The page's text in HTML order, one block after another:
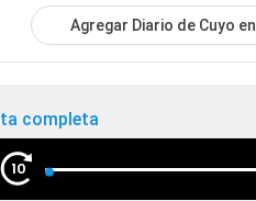
Agregar Diario de Cuyo en
completa
10